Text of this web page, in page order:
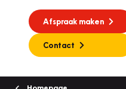
Afspraak maken
Contact